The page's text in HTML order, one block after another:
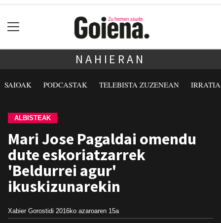
NAHIERAN
SAIOAK PODCASTAK TELEBISTA ZUZENEAN
ALBISTEAK
Mari Jose Pagaldai omendu
dute eskoriatzarrek
'Beldurrei agur'
ikuskizunarekin
Xabier Gorostidi 2016ko azaroaren 15a